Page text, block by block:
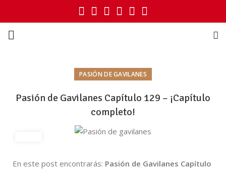
PASIÓN DE GAVILANES
Pasión de Gavilanes Capítulo 129 – ¡Capítulo
completo!
En este post encontrarás: Pasión de Gavilanes Capítulo